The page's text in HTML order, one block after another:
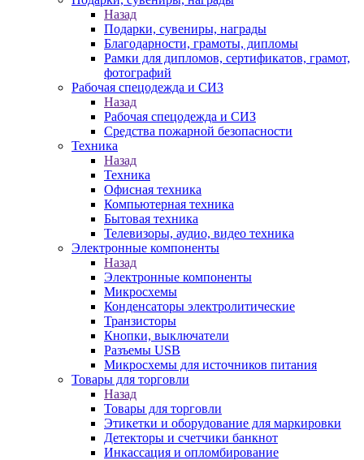
Назад
Подарки, сувениры, награды
Благодарности, грамоты, дипломы
Рамки для дипломов, сертификатов, грамот,
фотографий
Рабочая спецодежда и СИЗ
Назад
Рабочая спецодежда и СИЗ
Средства пожарной безопасности
Техника
Назад
Техника
Офисная техника
Компьютерная техника
Бытовая техника
Телевизоры, аудио, видео техника
Электронные компоненты
Назад
Электронные компоненты
Микросхемы
Конденсаторы электролитические
Транзисторы
Кнопки, выключатели
Разъемы USB
Микросхемы для источников питания
Товары для торговли
Назад
Товары для торговли
Этикетки и оборудование для маркировки
Детекторы и счетчики банкнот
Инкассация и опломбирование